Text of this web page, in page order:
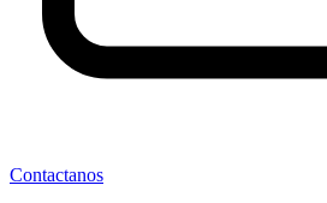
Contactanos